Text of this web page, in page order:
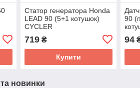
Статор генератора Honda
LEAD 90 (5+1 котушок)
CYCLER
719₴
Купити
90
94
та новинки